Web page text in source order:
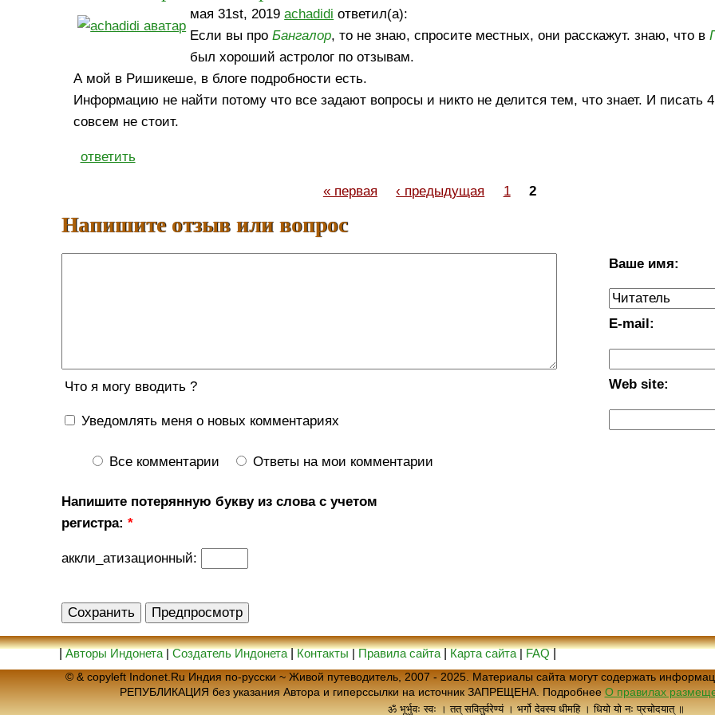
мая 31st, 2019achadidi ответил(а):
Если вы проБангалор, то не знаю, спросите местных, они расскажут. знаю, что в
был хороший астролог по отзывам.
А мой в Ришикеше, в блоге подробности есть.
Информацию не найти потому что все задают вопросы и никто не делится тем, что знает. И писать
совсем не стоит.
ответить
« первая ‹ предыдущая 1 2
Напишите отзыв или вопрос
Ваше имя:
E-mail:
Web site:
Что я могу вводить ?
Уведомлять меня о новых комментариях
Все комментарии Ответы на мои комментарии
Напишите потерянную букву из слова с учетом
регистра:*
аккли_атизационный:
|Авторы Индонета|Создатель Индонета|Контакты|Правила сайта|Карта сайта|FAQ|
© & copyleft Indonet.Ru Индия по-русски ~ Живой путеводитель, 2007 - 2025. Материалы сайта могут содержать
РЕПУБЛИКАЦИЯ без указания Автора и гиперссылки на источник ЗАПРЕЩЕНА. Подробнее О правилах
ॐ भूर्भुवः स्वः । तत् सवितुर्वरेण्यं । भर्गो देवस्य धीमहि । धियो यो नः प्रचोदयात् ॥